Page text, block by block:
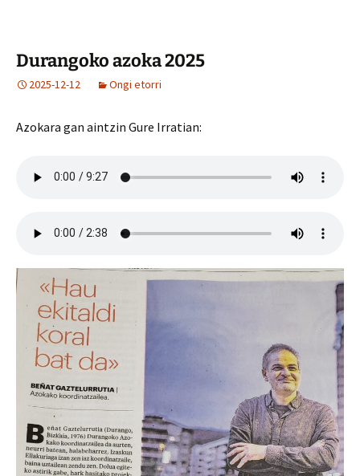
Durangoko azoka 2025
2025-12-12 Ongi etorri
Azokara gan aintzin Gure Irratian: